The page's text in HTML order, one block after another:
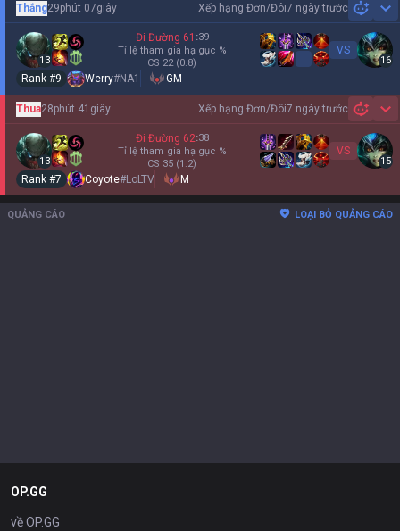
Xếp hạng Đơn/Đôi7 ngày trước
Thắng29phút 07giây
13
Đi Đường 61 :39
Tỉ lệ tham gia hạ gục %
CS 22 (0.8)
VS
16
Rank #9 Werry#NA1 GM
Xếp hạng Đơn/Đôi7 ngày trước
Thua28phút 41giây
13
Đi Đường 62:38
Tỉ lệ tham gia hạ gục %
CS 35 (1.2)
VS
15
Rank #7 Coyote#LoLTV M
QUẢNG CÁO LOẠI BỎ QUẢNG CÁO
OP.GG
về OP.GG